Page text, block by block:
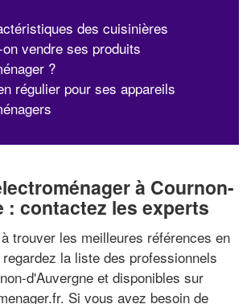
des cuisinières
vendre ses produits
?
régulier pour ses appareils
à Cournon-
: contactez les experts
trouver les meilleures références en
la liste des professionnels
d'Auvergne et disponibles sur
Si vous avez besoin de